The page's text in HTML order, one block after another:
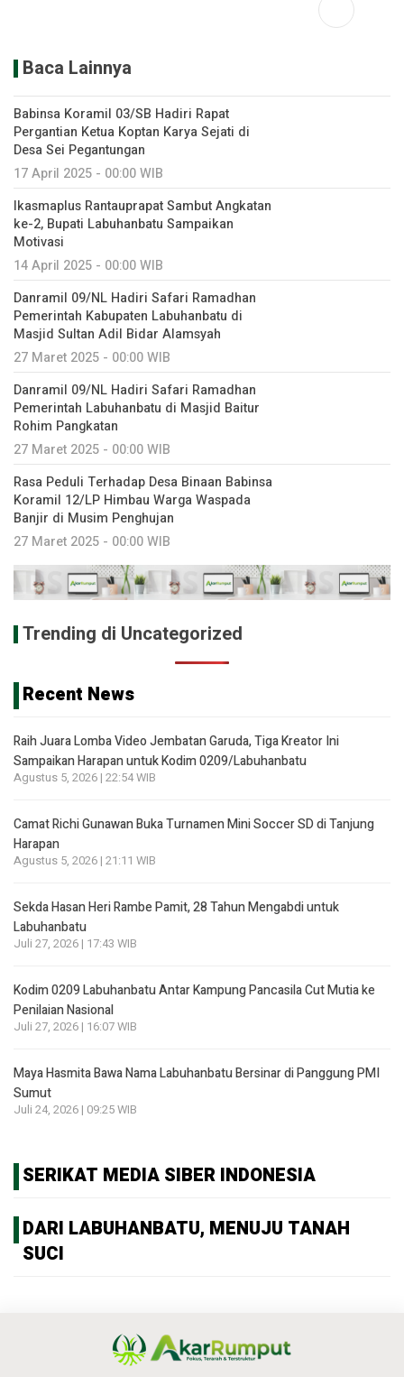
Baca Lainnya
Babinsa Koramil 03/SB Hadiri Rapat
Pergantian Ketua Koptan Karya Sejati di
Desa Sei Pegantungan
17 April 2025 - 00:00 WIB
Ikasmaplus Rantauprapat Sambut Angkatan
ke-2, Bupati Labuhanbatu Sampaikan
Motivasi
14 April 2025 - 00:00 WIB
Danramil 09/NL Hadiri Safari Ramadhan
Pemerintah Kabupaten Labuhanbatu di
Masjid Sultan Adil Bidar Alamsyah
27 Maret 2025 - 00:00 WIB
Danramil 09/NL Hadiri Safari Ramadhan
Pemerintah Labuhanbatu di Masjid Baitur
Rohim Pangkatan
27 Maret 2025 - 00:00 WIB
Rasa Peduli Terhadap Desa Binaan Babinsa
Koramil 12/LP Himbau Warga Waspada
Banjir di Musim Penghujan
27 Maret 2025 - 00:00 WIB
Trending di Uncategorized
Recent News
Raih Juara Lomba Video Jembatan Garuda, Tiga Kreator Ini
Sampaikan Harapan untuk Kodim 0209/Labuhanbatu
Agustus 5, 2026 | 22:54 WIB
Camat Richi Gunawan Buka Turnamen Mini Soccer SD di Tanjung
Harapan
Agustus 5, 2026 | 21:11 WIB
Sekda Hasan Heri Rambe Pamit, 28 Tahun Mengabdi untuk
Labuhanbatu
Juli 27, 2026 | 17:43 WIB
Kodim 0209 Labuhanbatu Antar Kampung Pancasila Cut Mutia ke
Penilaian Nasional
Juli 27, 2026 | 16:07 WIB
Maya Hasmita Bawa Nama Labuhanbatu Bersinar di Panggung PMI
Sumut
Juli 24, 2026 | 09:25 WIB
SERIKAT MEDIA SIBER INDONESIA
DARI LABUHANBATU, MENUJU TANAH
SUCI